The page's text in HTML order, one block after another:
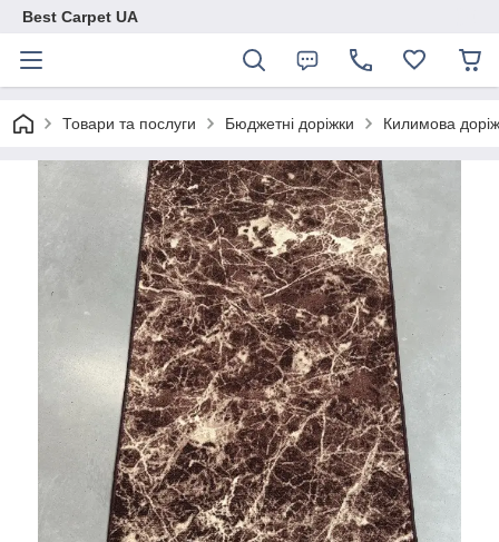
Best Carpet UA
Товари та послуги Бюджетні доріжки Килимова